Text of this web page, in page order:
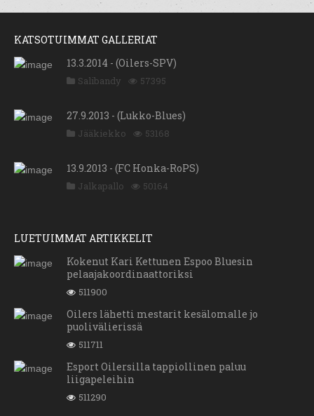
KATSOTUIMMAT GALLERIAT
13.3.2014 - (Oilers-SPV)
Salibandy 57395
27.9.2013 - (Lukko-Blues)
Jääkiekko 53168
13.9.2013 - (FC Honka-RoPS)
Jalkapallo 50164
LUETUIMMAT ARTIKKELIT
Kokenut Kari Kettunen Espoo Bluesin
pelaajakoordinaattoriksi
511900
Oilers lähetti mestarit kesälomalle jo
puolivälierissä
511711
Esport Oilersilla tappiollinen paluu
liigapeleihin
511290